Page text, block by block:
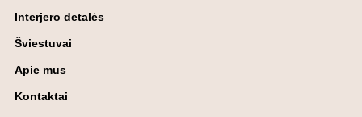
Interjero detalės
Šviestuvai
Apie mus
Kontaktai